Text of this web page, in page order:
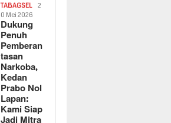
TABAGSEL
2
0 Mei 2026
Dukung
Penuh
Pemberan
tasan
Narkoba,
Kedan
Prabo Nol
Lapan:
Kami Siap